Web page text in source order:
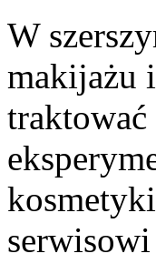
W
makijażu